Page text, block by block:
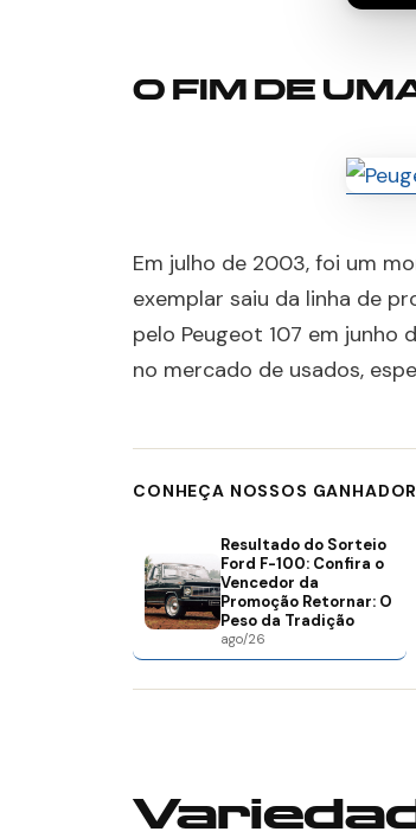
O FIM DE
Em julho de 2003, foi um
exemplar saiu da linha de
pelo Peugeot 107 em
no mercado de usados,
CONHEÇA NOSSOS
Resultado do Sorteio
Ford F-100: Confira o
Vencedor da
Promoção Retornar: O
Peso da Tradição
ago/26